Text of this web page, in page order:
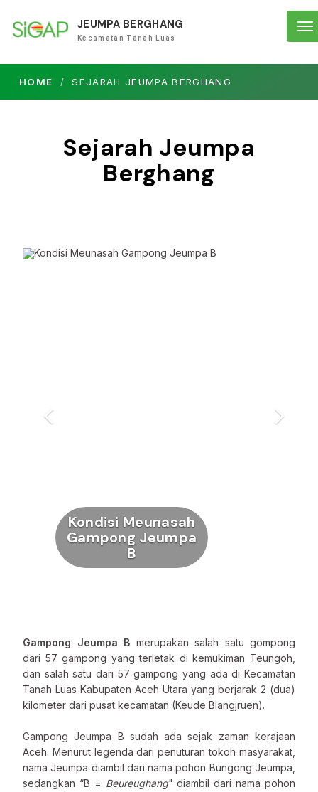
JEUMPA BERGHANG
Kecamatan Tanah Luas
HOME SEJARAH JEUMPA BERGHANG
Sejarah Jeumpa
Berghang
Kondisi Meunasah
Gampong Jeumpa
B
Gampong Jeumpa B merupakan salah satu gompong
dari 57 gampong yang terletak di kemukiman Teungoh,
dan salah satu dari 57 gampong yang ada di Kecamatan
Tanah Luas Kabupaten Aceh Utara yang berjarak 2 (dua)
kilometer dari pusat kecamatan (Keude Blangjruen).
Gampong Jeumpa B sudah ada sejak zaman kerajaan
Aceh. Menurut legenda dari penuturan tokoh masyarakat,
nama Jeumpa diambil dari nama pohon Bungong Jeumpa,
sedangkan “B = Beureughang" diambil dari nama pohon